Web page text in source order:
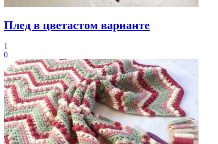
Плед в цветастом варианте
1
0